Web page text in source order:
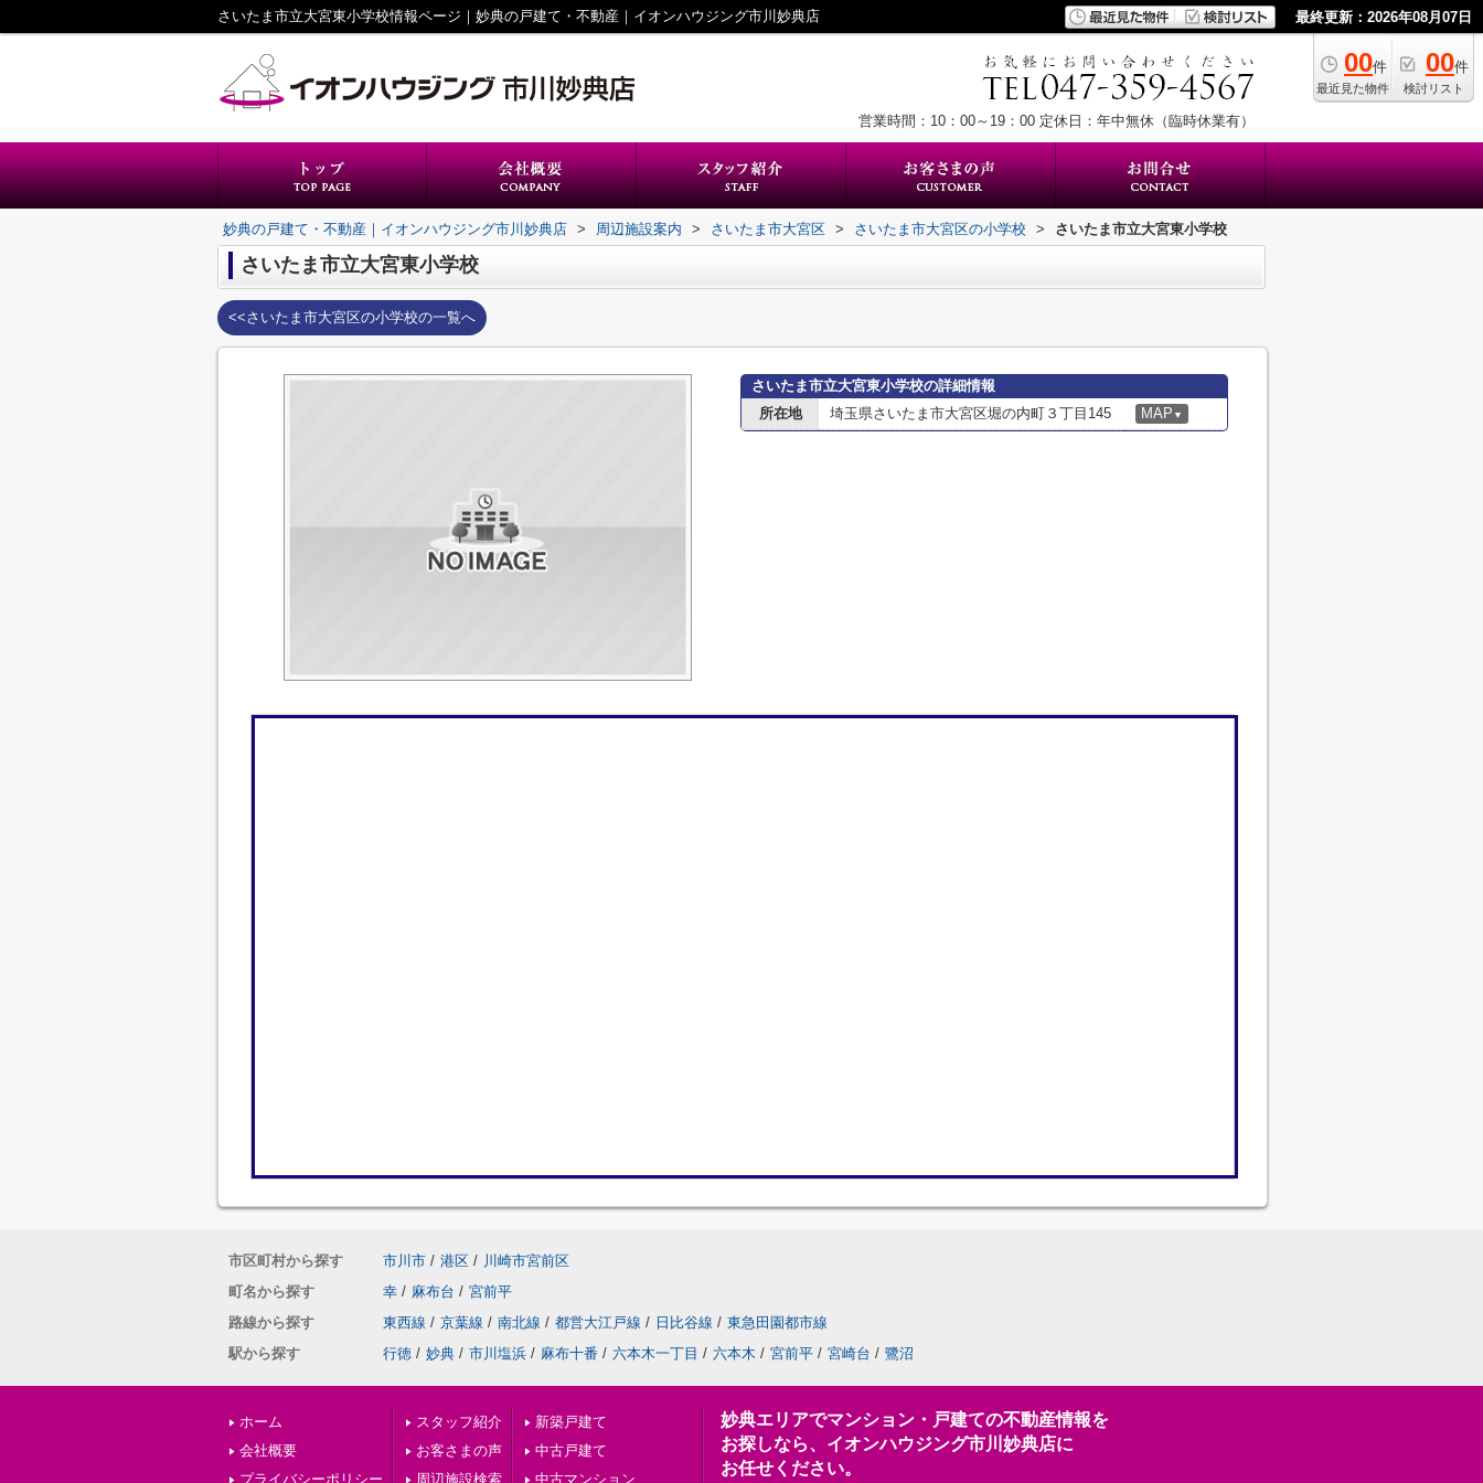
さいたま市立大宮東小学校情報ページ｜妙典の戸建て・不動産｜イオンハウジング市川妙典店 最終更新：2026年08月07日
00件
最近見た物件
00件
検討リスト
営業時間：10：00～19：00 定休日：年中無休（臨時休業有）
妙典の戸建て・不動産｜イオンハウジング市川妙典店 > 周辺施設案内 > さいたま市大宮区 > さいたま市大宮区の小学校 > さいたま市立大宮東小学校
さいたま市立大宮東小学校
<<さいたま市大宮区の小学校の一覧へ
さいたま市立大宮東小学校の詳細情報
所在地
埼玉県さいたま市大宮区堀の内町３丁目145 MAP ▼
市区町村から探す 市川市 / 港区 / 川崎市宮前区
町名から探す
幸 / 麻布台 / 宮前平
路線から探す
東西線 / 京葉線 / 南北線 / 都営大江戸線 / 日比谷線 / 東急田園都市線
駅から探す
行徳 / 妙典 / 市川塩浜 / 麻布十番 / 六本木一丁目 / 六本木 / 宮前平 / 宮崎台 / 鷺沼
ホーム
会社概要
プライバシーポリシー
スタッフ紹介
お客さまの声
周辺施設検索
新築戸建て
中古戸建て
中古マンション
妙典エリアでマンション・戸建ての不動産情報を
お探しなら、イオンハウジング市川妙典店に
お任せください。